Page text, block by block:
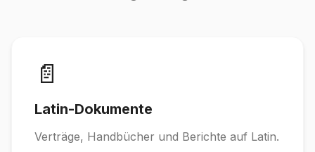
📄
Latin-Dokumente
Verträge, Handbücher und Berichte auf Latin.